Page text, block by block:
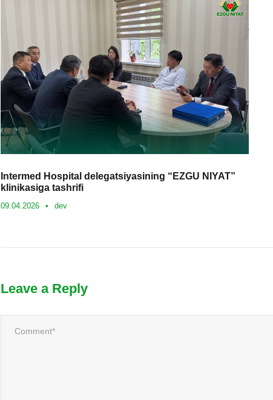
Intermed Hospital delegatsiyasining “EZGU NIYAT”
klinikasiga tashrifi
09.04.2026 • dev
Leave a Reply